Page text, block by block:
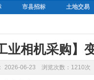
市县招标 土地交易
业相机采购】
2026-06-23 浏览次数：1210次